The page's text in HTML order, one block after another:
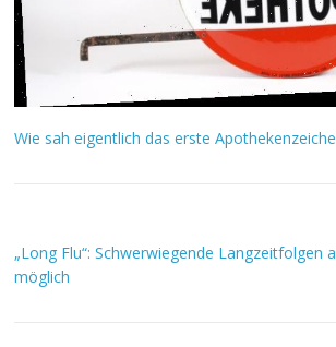
Wie sah eigentlich das erste
„Long Flu“: Schwerwiegende Langzeitfolgen
möglich